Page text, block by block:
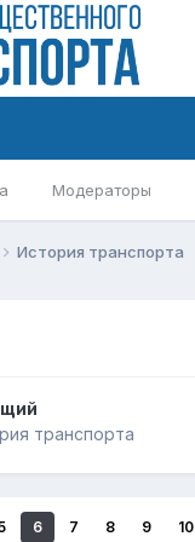
Модераторы
История транспорта
транспорта
6 7 8 9 10